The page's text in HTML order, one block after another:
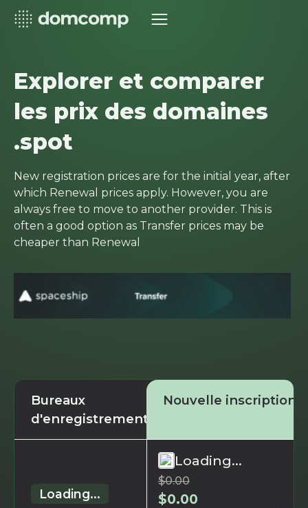
Explorer et comparer
les prix des domaines
.spot
New registration prices are for the initial year, after
which Renewal prices apply. However, you are
always free to move to another provider. This is
often a good option as Transfer prices may be
cheaper than Renewal
Bureaux
d'enregistrement
Nouvelle inscription
Loading...
Loading...
$0.00
$0.00